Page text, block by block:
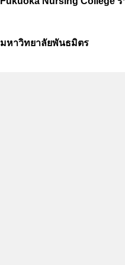
มหาวิทยาลัยพันธมิตร